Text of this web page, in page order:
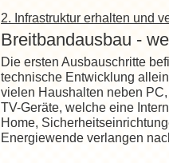
2. Infrastruktur erhalten und
Breitbandausbau -
Die ersten Ausbauschritte
technische Entwicklung
vielen Haushalten neben
TV-Geräte, welche eine
Home,
Energiewende verlangen